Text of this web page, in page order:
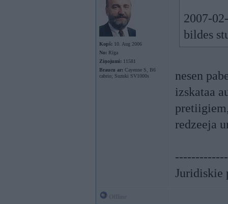
Kopš: 10. Aug 2006
No: Rīga
Ziņojumi: 11581
Braucu ar: Cayenne S, B6
cabrio; Suzuki SV1000s
2007-
bildes
nesen
izskataa
redzeeja
Juridiskie